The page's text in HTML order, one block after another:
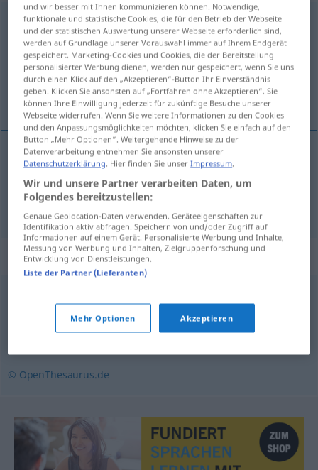
Exekutivef <Exekutive;-n>
Übersicht aller Übersetzungen
(Für mehr Details die Übersetzung anklicken/antippen)
exekutiva, výkonná moc
exekutivaf Exekutive
výkonnámocf Exekutive
Synonyme für "Exekutive"
Obrigkeit,Regierung,Staatsgewalt,Verwaltung
© OpenThesaurus.de
und wir besser mit Ihnen kommunizieren können. Notwendige,
funktionale und statistische Cookies, die für den Betrieb der Webseite
und der statistischen Auswertung unserer Webseite erforderlich sind,
werden auf Grundlage unserer Vorauswahl immer auf Ihrem Endgerät
gespeichert. Marketing-Cookies und Cookies, die der Bereitstellung
personalisierter Werbung dienen, werden nur gespeichert, wenn Sie uns
durch einen Klick auf den „Akzeptieren“-Button Ihr Einverständnis
geben. Klicken Sie ansonsten auf „Fortfahren ohne Akzeptieren“. Sie
können Ihre Einwilligung jederzeit für zukünftige Besuche unserer
Webseite widerrufen. Wenn Sie weitere Informationen zu den Cookies
und den Anpassungsmöglichkeiten möchten, klicken Sie einfach auf den
Button „Mehr Optionen“. Weitergehende Hinweise zu der
Datenverarbeitung entnehmen Sie ansonsten unserer
Datenschutzerklärung. Hier finden Sie unserImpressum.
Wir und unsere Partner verarbeiten Daten, um
Folgendes bereitzustellen:
Genaue Geolocation-Daten verwenden. Geräteeigenschaften zur
Identifikation aktiv abfragen. Speichern von und/oder Zugriff auf
Informationen auf einem Gerät. Personalisierte Werbung und Inhalte,
Messung von Werbung und Inhalten, Zielgruppenforschung und
Entwicklung von Dienstleistungen.
Liste der Partner (Lieferanten)
Mehr Optionen Akzeptieren